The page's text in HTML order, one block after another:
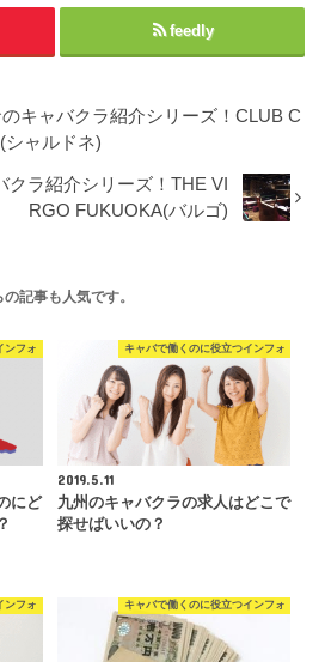
feedly
のキャバクラ紹介シリーズ！CLUB C
シャルドネ)
クラ紹介シリーズ！THE VI
RGO FUKUOKA(バルゴ)
の記事も人気です。
ンフォ
にど
キャバで働くのに役立つインフォ
2019.5.11
九州のキャバクラの求人はどこで
探せばいいの？
ンフォ キャバで働くのに役立つインフォ